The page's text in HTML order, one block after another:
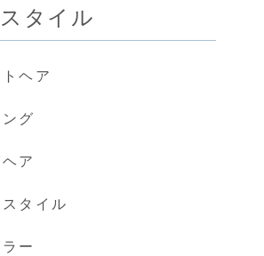
タイル
ヘア
グ
ア
タイル
ー